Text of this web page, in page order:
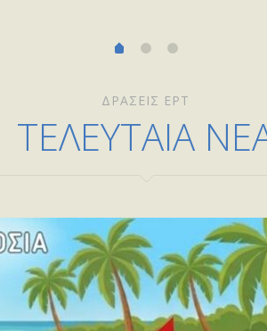
ΔΡΑΣΕΙΣ ΕΡΤ
ΤΕΛΕΥΤΑΙΑ